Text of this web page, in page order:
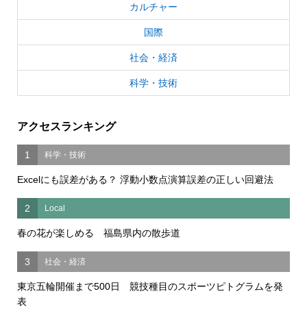
カルチャー
国際
社会・経済
科学・技術
アクセスランキング
1 科学・技術
Excelにも誤差がある？ 浮動小数点演算誤差の正しい回避法
2 Local
春の花が楽しめる 福島県内の散歩道
3 社会・経済
東京五輪開催まで500日 競技種目のスポーツピトグラムを発
表